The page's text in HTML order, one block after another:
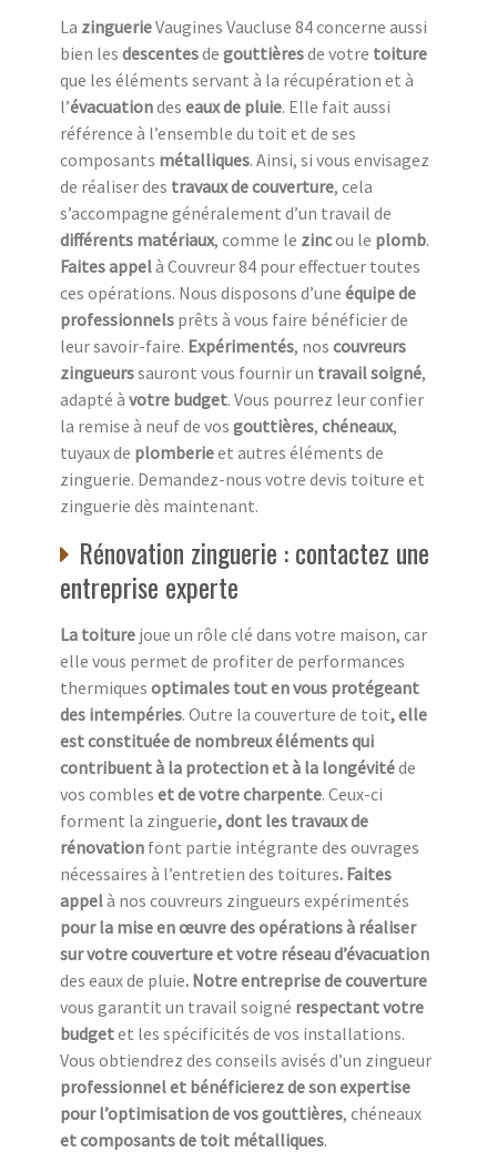
La zinguerieVaugines Vaucluse 84 concerne aussi
bien les descentesde gouttièresde votre toiture
que les éléments servant à la récupération et à
l’évacuationdes eaux de pluie. Elle fait aussi
référence à l’ensemble du toit et de ses
composants métalliques. Ainsi, si vous envisagez
de réaliser des travaux de couverture, cela
s’accompagne généralement d’un travail de
différents matériaux, comme le zincou le plomb.
Faites appelà Couvreur 84 pour effectuer toutes
ces opérations. Nous disposons d’une équipe de
professionnels prêts à vous faire bénéficier de
leur savoir-faire. Expérimentés, nos couvreurs
zingueurssauront vous fournir un travail soigné,
adapté à votre budget. Vous pourrez leur confier
la remise à neuf de vos gouttières, chéneaux,
tuyaux de plomberieet autres éléments de
zinguerie. Demandez-nous votre devis toiture et
zinguerie dès maintenant.
Rénovation zinguerie : contactez une
entreprise experte
La toiture joue un rôle clé dans votre maison, car
elle vous permet de profiter de performances
thermiques optimales tout en vous protégeant
des intempéries. Outre la couverture de toit, elle
est constituée de nombreux éléments qui
contribuent à la protection et à la longévitéde
vos combles et de votre charpente. Ceux-ci
forment la zinguerie, dont les travaux de
rénovation font partie intégrante des ouvrages
nécessaires à l’entretien des toitures. Faites
appelà nos couvreurs zingueurs expérimentés
pour la mise en œuvre des opérations à réaliser
sur votre couverture et votre réseau d’évacuation
des eaux de pluie. Notre entreprise de couverture
vous garantit un travail soigné respectant votre
budgetet les spécificités de vos installations.
Vous obtiendrez des conseils avisés d’un zingueur
professionnel et bénéficierez de son expertise
pour l’optimisation de vos gouttières, chéneaux
et composants de toit métalliques.